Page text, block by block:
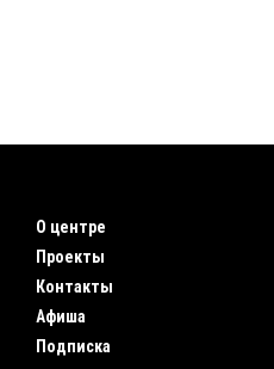
О центре
Проекты
Контакты
Афиша
Подписка